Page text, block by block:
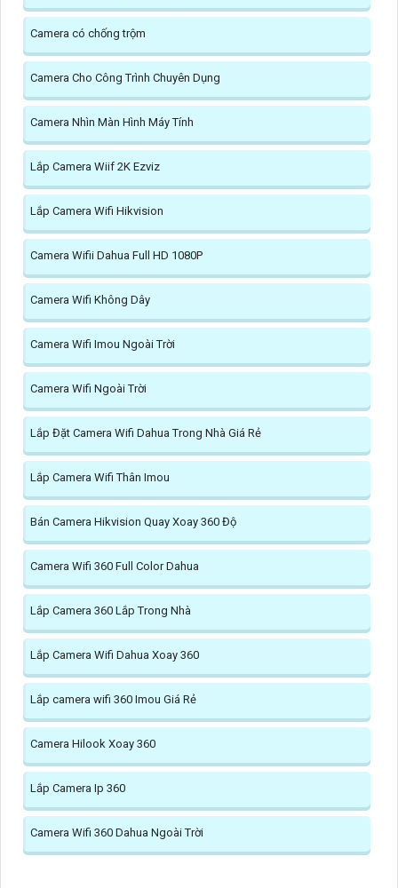
Camera có chống trộm
Camera Cho Công Trình Chuyên Dụng
Camera Nhìn Màn Hình Máy Tính
Lắp Camera Wiif 2K Ezviz
Lắp Camera Wifi Hikvision
Camera Wifii Dahua Full HD 1080P
Camera Wifi Không Dây
Camera Wifi Imou Ngoài Trời
Camera Wifi Ngoài Trời
Lắp Đặt Camera Wifi Dahua Trong Nhà Giá Rẻ
Lắp Camera Wifi Thân Imou
Bán Camera Hikvision Quay Xoay 360 Độ
Camera Wifi 360 Full Color Dahua
Lắp Camera 360 Lắp Trong Nhà
Lắp Camera Wifi Dahua Xoay 360
Lắp camera wifi 360 Imou Giá Rẻ
Camera Hilook Xoay 360
Lắp Camera Ip 360
Camera Wifi 360 Dahua Ngoài Trời